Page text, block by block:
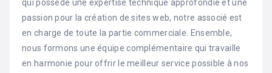
qui possède une expertise technique approfondie et une
passion pour la création de sites web, notre associé est
en charge de toute la partie commerciale. Ensemble,
nous formons une équipe complémentaire qui travaille
en harmonie pour offrir le meilleur service possible à nos